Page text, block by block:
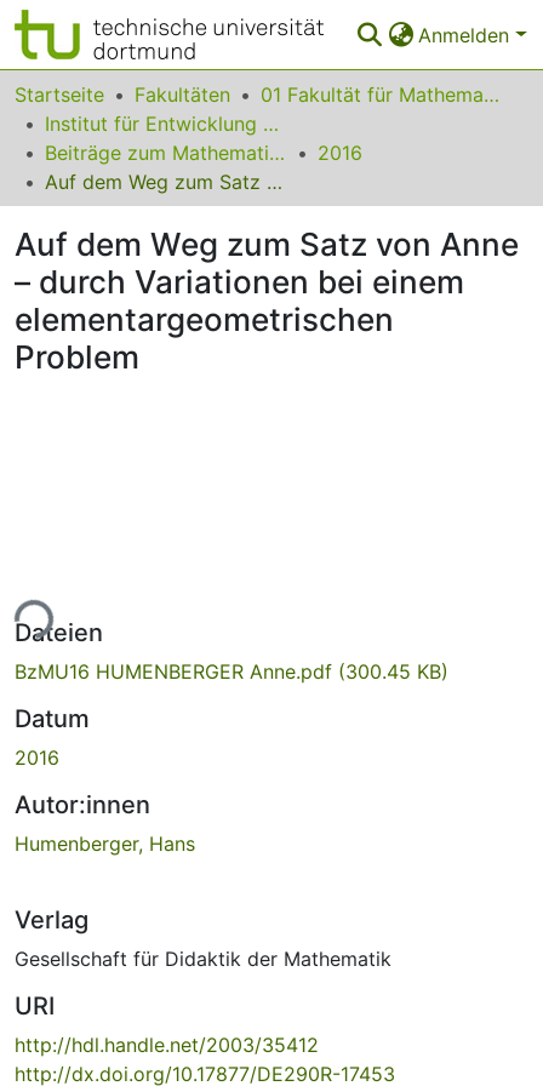
Anmelden
Bereiche & Sammlungen
Das gesamte Repositorium
Statistiken
FAQ
Leitlinien
Zurück zur Startseite
Startseite Fakultäten
01 Fakultät für Mathematik
Institut für Entwicklung und Erforschung des Mathematikunterrichts
Beiträge zum Mathematikunterricht
2016
Auf dem Weg zum Satz von Anne – durch Variationen bei einem elementargeometrischen Problem
Auf dem Weg zum Satz von Anne
– durch Variationen bei einem
elementargeometrischen
Problem
Dateien
BzMU16 HUMENBERGER Anne.pdf (300.45 KB)
Datum
2016
Autor:innen
Humenberger, Hans
Verlag
Gesellschaft für Didaktik der Mathematik
URI
http://hdl.handle.net/2003/35412
http://dx.doi.org/10.17877/DE290R-17453